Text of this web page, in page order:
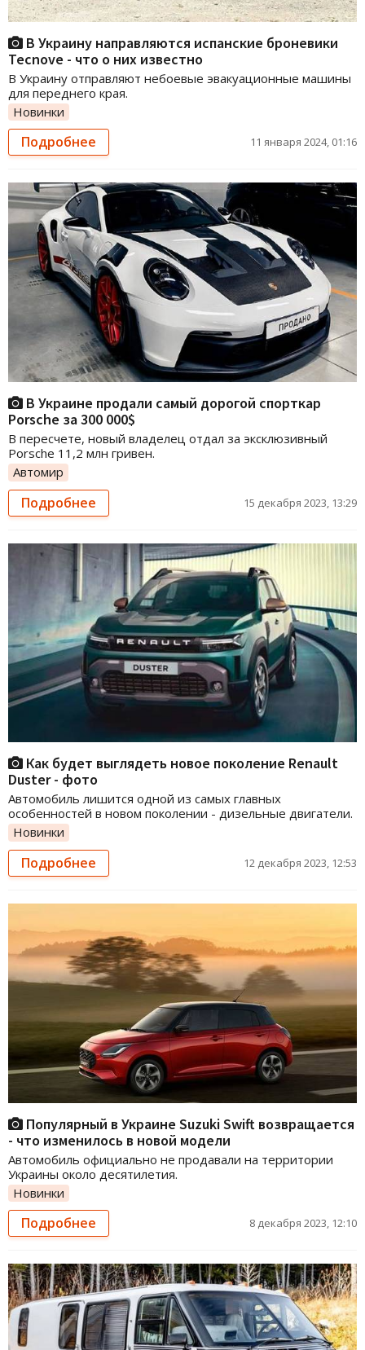
В Украину направляются испанские броневики
Tecnove - что о них известно
В Украину отправляют небоевые эвакуационные машины
для переднего края.
Новинки
Подробнее 11 января 2024, 01:16
В Украине продали самый дорогой спорткар
Porsche за 300 000$
В пересчете, новый владелец отдал за эксклюзивный
Porsche 11,2 млн гривен.
Автомир
Подробнее 15 декабря 2023, 13:29
Как будет выглядеть новое поколение Renault
Duster - фото
Автомобиль лишится одной из самых главных
особенностей в новом поколении - дизельные двигатели.
Новинки
Подробнее 12 декабря 2023, 12:53
Популярный в Украине Suzuki Swift возвращается
- что изменилось в новой модели
Автомобиль официально не продавали на территории
Украины около десятилетия.
Новинки
Подробнее 8 декабря 2023, 12:10